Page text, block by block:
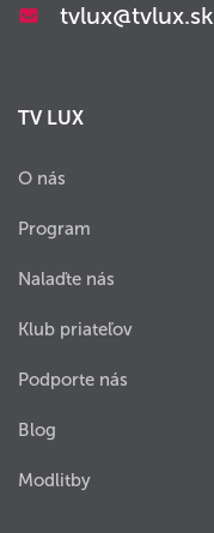
tvlux@tvlux.sk
TV LUX
O nás
Program
Nalaďte nás
Klub priateľov
Podporte nás
Blog
Modlitby